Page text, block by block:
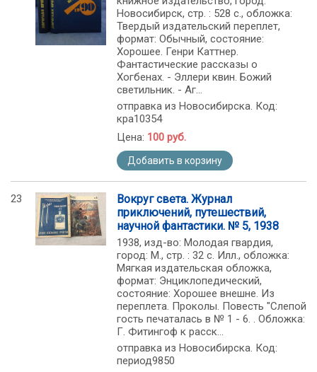
Новосибирск, стр. : 528 с., обложка:
Твердый издательский переплет,
формат: Обычный, состояние:
Хорошее. Генри Каттнер.
Фантастические рассказы о
Хогбенах. - Эллери квин. Божий
светильник. - Аг...
отправка из Новосибирска. Код:
кра10354
Цена: 100 руб.
Добавить в корзину
23
Вокруг света. Журнал
приключений, путешествий,
научной фантастики. № 5, 1938
1938, изд-во: Молодая гвардия,
город: М., стр. : 32 с. Илл., обложка:
Мягкая издательская обложка,
формат: Энциклопедический,
состояние: Хорошее внешне. Из
переплета. Проколы. Повесть "Слепой
гость печаталась в № 1 - 6. . Обложка:
Г. Фитингоф к расск...
отправка из Новосибирска. Код:
период9850